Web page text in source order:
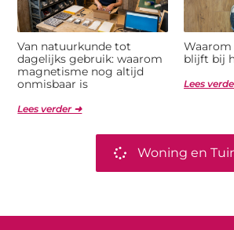
Van natuurkunde tot
dagelijks gebruik: waarom
magnetisme nog altijd
onmisbaar is
Lees verder ➜
blijft bij
Lees
Woning en